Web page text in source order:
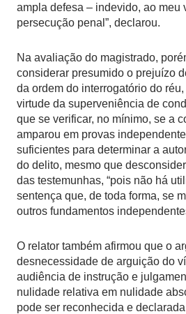
ampla defesa – indevido, ao meu
persecução penal”, declarou.
Na avaliação do magistrado,
considerar presumido o prejuízo
da ordem do interrogatório do
virtude da superveniência de
que se verificar, no mínimo, se a
amparou em provas
suficientes para determinar a
do delito, mesmo que
das testemunhas, “pois não há
sentença que, de toda forma, se
outros fundamentos
O relator também afirmou que o
desnecessidade de arguição do
audiência de instrução e
nulidade relativa em nulidade
pode ser reconhecida e